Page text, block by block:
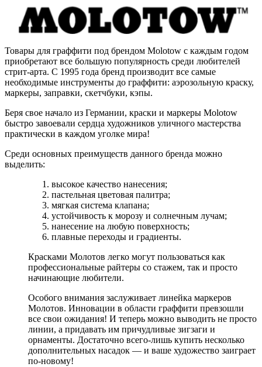
Товары для граффити под брендом Molotow с каждым годом
приобретают все большую популярность среди любителей
стрит-арта. С 1995 года бренд производит все самые
необходимые инструменты до граффити: аэрозольную краску,
маркеры, заправки, скетчбуки, кэпы.
Беря свое начало из Германии, краски и маркеры Molotow
быстро завоевали сердца художников уличного мастерства
практически в каждом уголке мира!
Среди основных преимуществ данного бренда можно
выделить:
высокое качество нанесения;
пастельная цветовая палитра;
мягкая система клапана;
устойчивость к морозу и солнечным лучам;
нанесение на любую поверхность;
плавные переходы и градиенты.
Красками Молотов легко могут пользоваться как
профессиональные райтеры со стажем, так и просто
начинающие любители.
Особого внимания заслуживает линейка маркеров
Молотов. Инновации в области граффити превзошли
все свои ожидания! И теперь можно выводить не просто
линии, а придавать им причудливые зигзаги и
орнаменты. Достаточно всего-лишь купить несколько
дополнительных насадок — и ваше художество заиграет
по-новому!